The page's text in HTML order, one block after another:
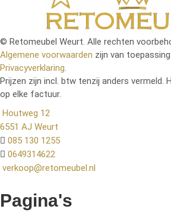
© Retomeubel Weurt. Alle rechten
Algemene voorwaarden zijn van toepassing.
Privacyverklaring
Prijzen zijn incl. btw tenzij anders vermeld.
op elke factuur.
Houtweg 12
6551 AJ Weurt
085 130 1255
0649314622
verkoop@retomeubel.nl
Pagina's